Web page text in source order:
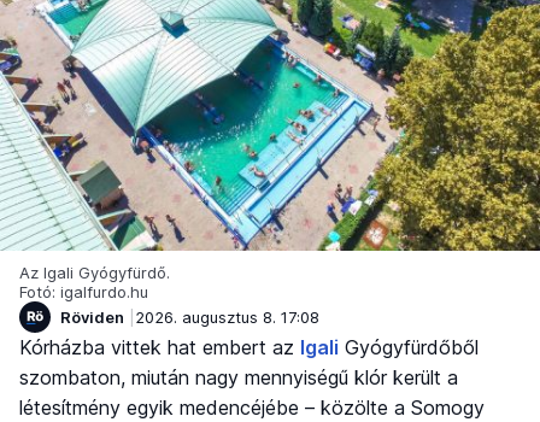
Az Igali Gyógyfürdő.
Fotó: igalfurdo.hu
Röviden
2026. augusztus 8. 17:08
Kórházba vittek hat embert az Igali Gyógyfürdőből
szombaton, miután nagy mennyiségű klór került a
létesítmény egyik medencéjébe – közölte a Somogy